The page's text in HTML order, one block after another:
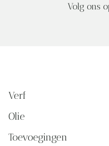
Volg ons
Verf
Olie
Toevoegingen